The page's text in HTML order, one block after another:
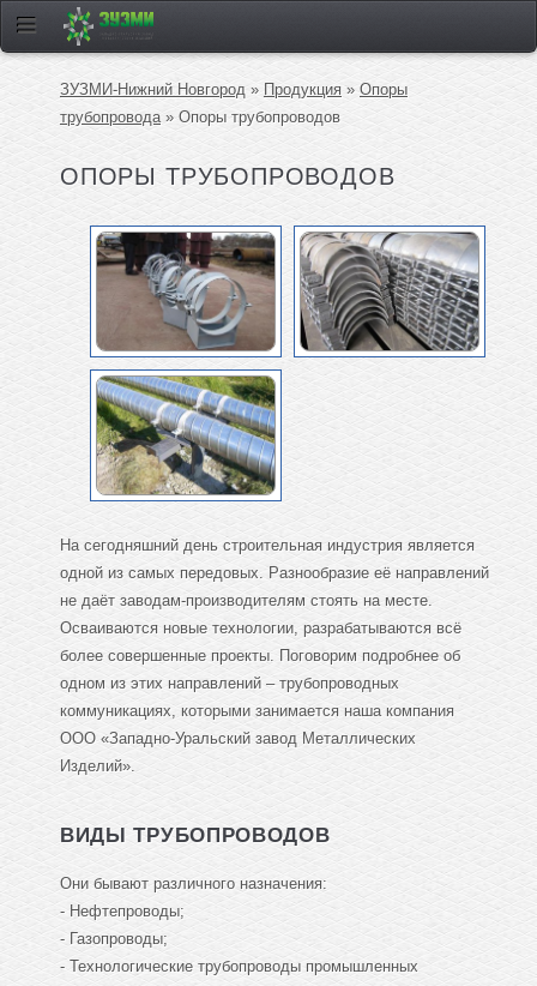
ЗУЗМИ-Нижний Новгород » Продукция » Опоры
трубопровода» Опоры трубопроводов
ОПОРЫ ТРУБОПРОВОДОВ
На сегодняшний день строительная индустрия является
одной из самых передовых. Разнообразие её направлений
не даёт заводам-производителям стоять на месте.
Осваиваются новые технологии, разрабатываются всё
более совершенные проекты. Поговорим подробнее об
одном из этих направлений – трубопроводных
коммуникациях, которыми занимается наша компания
ООО «Западно-Уральский завод Металлических
Изделий».
ВИДЫ ТРУБОПРОВОДОВ
Они бывают различного назначения:
- Нефтепроводы;
- Газопроводы;
- Технологические трубопроводы промышленных